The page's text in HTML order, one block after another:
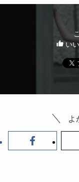
い
よ